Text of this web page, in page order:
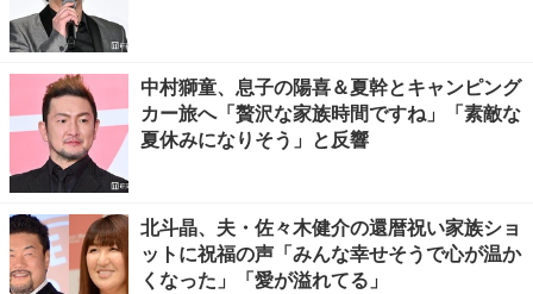
中村獅童、息子の陽喜＆夏幹とキャンピング
カー旅へ「贅沢な家族時間ですね」「素敵な
夏休みになりそう」と反響
北斗晶、夫・佐々木健介の還暦祝い家族ショ
ットに祝福の声「みんな幸せそうで心が温か
くなった」「愛が溢れてる」